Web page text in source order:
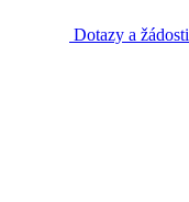
Dotazy a žádosti